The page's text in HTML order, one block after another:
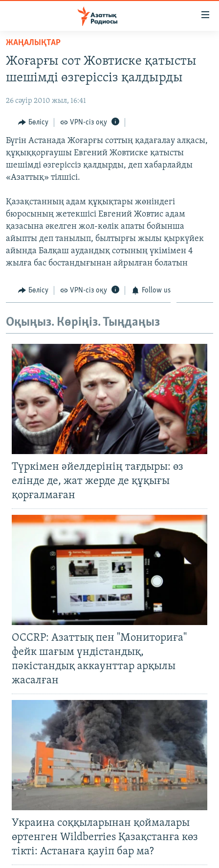
Skip
main
content
to
Navigation
Skip
to
Search
САЯСАТ
ҚАҢТАР ОҚИҒАСЫ
АДАМ ҚҰҚЫҚТАРЫ
ӘЛЕУМЕТ
ӘЛЕМ
АРНАЙЫ ЖОБАЛАР
Русский
ЖАЗЫЛЫҢЫЗ
ЖАҢАЛЫҚТАР
Жоғарғы сот Жовтиске қатысты
шешімді өзгеріссіз қалдырды
26 сәуір 2010 жыл, 16:41
Бөлісу VPN-сіз оқу
Бүгін Астанада Жоғарғы соттың қадағалау алқасы,
құқыққорғаушы Евгений Жовтиске қатысты
шешімді өзгеріссіз қалдырды, деп хабарлайды
«Азаттық» тілшісі.
Қазақстанның адам құқықтары жөніндегі
бюросының жетекшісі Евгений Жовтис адам
қазасына әкелген жол-көлік апаты бойынша
айыпты деп танылып, былтырғы жылы қыркүйек
айында Балқаш аудандық сотының үкімімен 4
жылға бас бостандығынан айрылған болатын
Бөлісу VPN-сіз оқу Follow us
Оқыңыз. Көріңіз. Тыңдаңыз
Түркімен әйелдерінің тағдыры: өз
елінде де, жат жерде де құқығы
қорғалмаған
OCCRP: Азаттық пен "Мониториға"
фейк шағым үндістандық,
пәкістандық аккаунттар арқылы
жасалған
Украина соққыларынан қоймалары
өртенген Wildberries Қазақстанға көз
тікті: Астанаға қауіп бар ма?